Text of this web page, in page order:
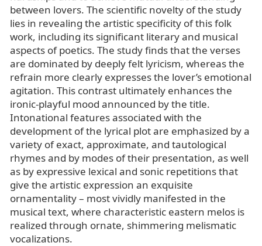
between lovers. The scientific novelty of the study
lies in revealing the artistic specificity of this folk
work, including its significant literary and musical
aspects of poetics. The study finds that the verses
are dominated by deeply felt lyricism, whereas the
refrain more clearly expresses the lover’s emotional
agitation. This contrast ultimately enhances the
ironic‑playful mood announced by the title.
Intonational features associated with the
development of the lyrical plot are emphasized by a
variety of exact, approximate, and tautological
rhymes and by modes of their presentation, as well
as by expressive lexical and sonic repetitions that
give the artistic expression an exquisite
ornamentality – most vividly manifested in the
musical text, where characteristic eastern melos is
realized through ornate, shimmering melismatic
vocalizations.